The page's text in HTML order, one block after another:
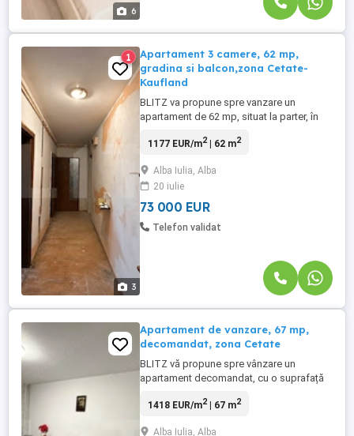
6
3
1
Apartament 3 camere, 62 mp,
gradina si balcon,zona Cetate-
Kaufland
BLITZ va propune spre vanzare un
apartament de 62 mp, situat la parter, în
balcon și grădină. Necesită renovare
pentru amenajarea unei locuințe exact pe
gustul viitorului proprietar. Ideal si pentru
investitie. Va asteptam ...
1177 EUR/m2| 62 m2
Alba Iulia, Alba
20 iulie
73 000 EUR
Telefon validat
Apartament de vanzare, 67 mp,
decomandat, zona Cetate
BLITZ vă propune spre vânzare un
apartament decomandat, cu o suprafață
imobil, ideal pentru o familie, un cuplu sau
1418 EUR/m2| 67 m2
Alba Iulia, Alba